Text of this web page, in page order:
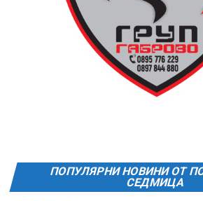
13 АВГУСТ (четвъртък)
19:00ч Групова тренировка с
20:00ч. Куиз вечер за обща култура
21:30ч. Прожекция на филма
Ще бъде хубаво – не някога и
ПОПУЛЯРНИ НОВИНИ ОТ
СЕДМИЦА